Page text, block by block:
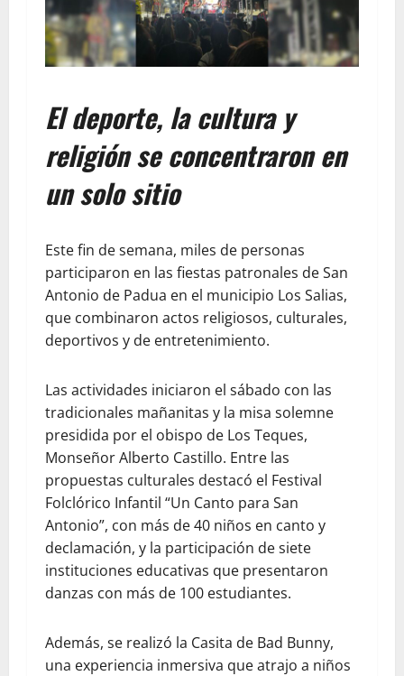
El deporte, la cultura y
religión se concentraron en
un solo sitio
Este fin de semana, miles de personas
participaron en las fiestas patronales de San
Antonio de Padua en el municipio Los Salias,
que combinaron actos religiosos, culturales,
deportivos y de entretenimiento.
Las actividades iniciaron el sábado con las
tradicionales mañanitas y la misa solemne
presidida por el obispo de Los Teques,
Monseñor Alberto Castillo. Entre las
propuestas culturales destacó el Festival
Folclórico Infantil “Un Canto para San
Antonio”, con más de 40 niños en canto y
declamación, y la participación de siete
instituciones educativas que presentaron
danzas con más de 100 estudiantes.
Además, se realizó la Casita de Bad Bunny,
una experiencia inmersiva que atrajo a niños